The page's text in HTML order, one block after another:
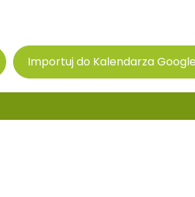
Importuj do Kalendarza